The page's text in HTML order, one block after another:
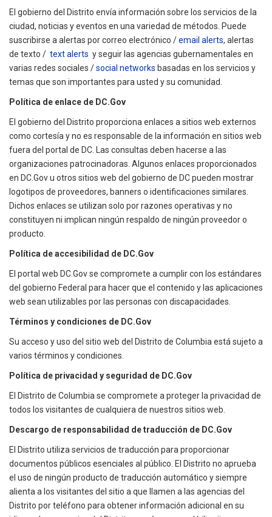
El gobierno del Distrito envía información sobre los servicios de la
ciudad, noticias y eventos en una variedad de métodos. Puede
suscribirse a alertas por correo electrónico /email alerts, alertas
de texto / text alerts y seguir las agencias gubernamentales en
varias redes sociales /social networks basadas en los servicios y
temas que son importantes para usted y su comunidad.
Política de enlace de DC.Gov
El gobierno del Distrito proporciona enlaces a sitios web externos
como cortesía y no es responsable de la información en sitios web
fuera del portal de DC. Las consultas deben hacerse a las
organizaciones patrocinadoras. Algunos enlaces proporcionados
en DC.Gov u otros sitios web del gobierno de DC pueden mostrar
logotipos de proveedores, banners o identificaciones similares.
Dichos enlaces se utilizan solo por razones operativas y no
constituyen ni implican ningún respaldo de ningún proveedor o
producto.
Política de accesibilidad de DC.Gov
El portal web DC.Gov se compromete a cumplir con los estándares
del gobierno Federal para hacer que el contenido y las aplicaciones
web sean utilizables por las personas con discapacidades.
Términos y condiciones de DC.Gov
Su acceso y uso del sitio web del Distrito de Columbia está sujeto a
varios términos y condiciones.
Política de privacidad y seguridad de DC.Gov
El Distrito de Columbia se compromete a proteger la privacidad de
todos los visitantes de cualquiera de nuestros sitios web.
Descargo de responsabilidad de traducción de DC.Gov
El Distrito utiliza servicios de traducción para proporcionar
documentos públicos esenciales al público. El Distrito no aprueba
el uso de ningún producto de traducción automático y siempre
alienta a los visitantes del sitio a que llamen a las agencias del
Distrito por teléfono para obtener información adicional en su